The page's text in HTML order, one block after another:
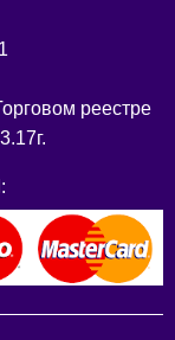
реестре